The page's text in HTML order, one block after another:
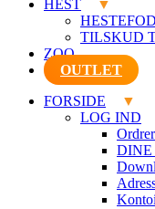
HEST
TILSKUD
ZOO
OUTLET
FORSIDE
LOG IND
Ordrer
DINE